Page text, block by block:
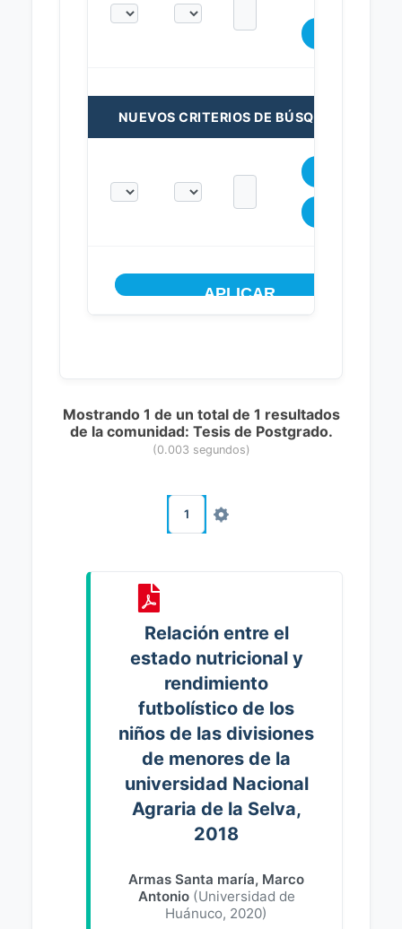
NUEVOS CRITERIOS DE BÚSQUEDA:
Mostrando 1 de un total de 1 resultados
de la comunidad: Tesis de Postgrado.
(0.003 segundos)
1
Relación entre el
estado nutricional y
rendimiento
futbolístico de los
niños de las divisiones
de menores de la
universidad Nacional
Agraria de la Selva,
2018
Armas Santa maría, Marco
Antonio (Universidad de
Huánuco, 2020)